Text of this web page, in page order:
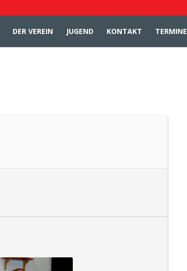
DER VEREIN JUGEND KONTAKT TERMINE